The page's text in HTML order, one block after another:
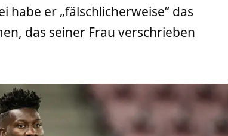
habe er „fälschlicherweise“ das
das seiner Frau verschrieben